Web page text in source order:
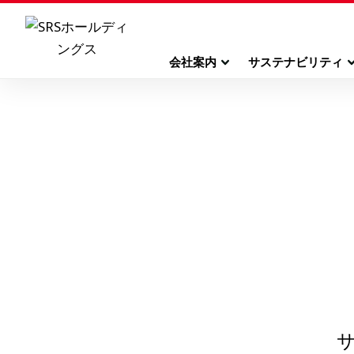
会社案内 サステナビリティ